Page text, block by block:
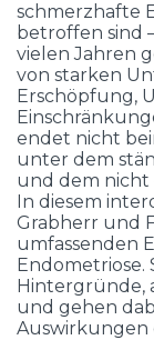
schmerzhafte
betroffen sind
vielen Jahren
von starken
Erschöpfung,
endet nicht
unter dem
und dem nicht
In diesem
Grabherr und
umfassenden
Endometriose.
Hintergründe,
und gehen
Auswirkungen